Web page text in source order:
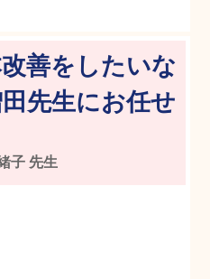
善をしたいな
先生にお任せ
子 先生